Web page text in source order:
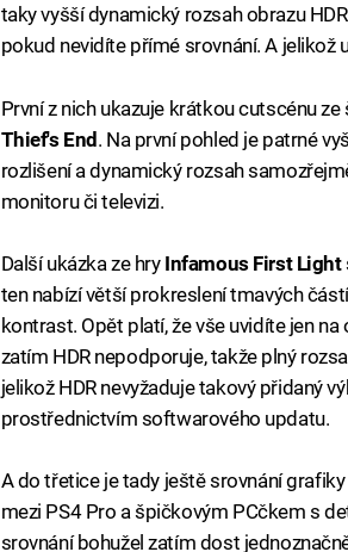
taky vyšší dynamický rozsah obrazu
pokud nevidíte přímé srovnání. A jelikož
První z nich ukazuje krátkou cutscénu
Thief's End. Na první pohled je patrné
rozlišení a dynamický rozsah
monitoru či televizi.
Další ukázka ze hry Infamous First Light
ten nabízí větší prokreslení tmavých
kontrast. Opět platí, že vše uvidíte jen
zatím HDR nepodporuje, takže plný
jelikož HDR nevyžaduje takový přidaný
prostřednictvím softwarového updatu.
A do třetice je tady ještě srovnání grafiky
mezi PS4 Pro a špičkovým PCčkem s
srovnání bohužel zatím dost